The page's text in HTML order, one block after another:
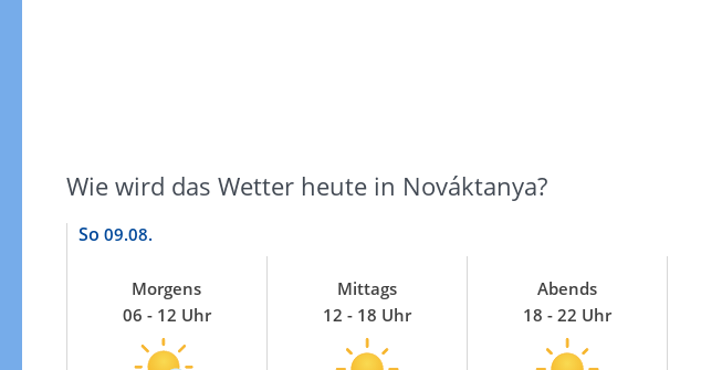
Wie wird das Wetter heute in Nováktanya?
So 09.08.
Morgens
06 - 12 Uhr
Mittags
12 - 18 Uhr
Abends
18 - 22 Uhr